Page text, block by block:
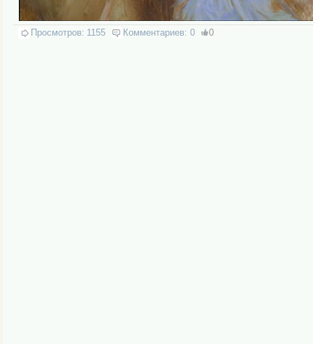
Просмотров: 1155 Комментариев: 0 0